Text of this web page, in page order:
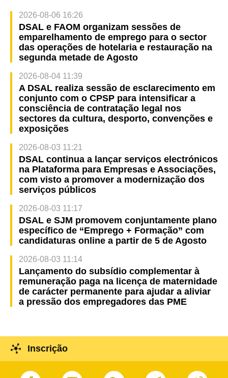
2026-08-06 16:26
DSAL e FAOM organizam sessões de
emparelhamento de emprego para o sector
das operações de hotelaria e restauração na
segunda metade de Agosto
2026-08-04 11:39
A DSAL realiza sessão de esclarecimento em
conjunto com o CPSP para intensificar a
consciência de contratação legal nos
sectores da cultura, desporto, convenções e
exposições
2026-08-03 11:21
DSAL continua a lançar serviços electrónicos
na Plataforma para Empresas e Associações,
com visto a promover a modernização dos
serviços públicos
2026-08-03 11:17
DSAL e SJM promovem conjuntamente plano
específico de “Emprego + Formação” com
candidaturas online a partir de 5 de Agosto
2026-08-03 11:14
Lançamento do subsídio complementar à
remuneração paga na licença de maternidade
de carácter permanente para ajudar a aliviar
a pressão dos empregadores das PME
Inscrição